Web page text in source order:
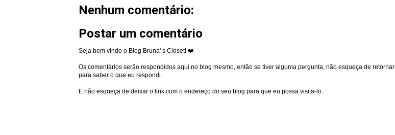
Nenhum comentário:
Postar um comentário
Seja bem vindo o Blog Bruna' s Closet! ❤️
Os comentários serão respondidos aqui no blog mesmo, então se tiver alguma pergunta, não esqueça de retornar
para saber o que eu respondi.
E não esqueça de deixar o link com o endereço do seu blog para que eu possa visita-lo.